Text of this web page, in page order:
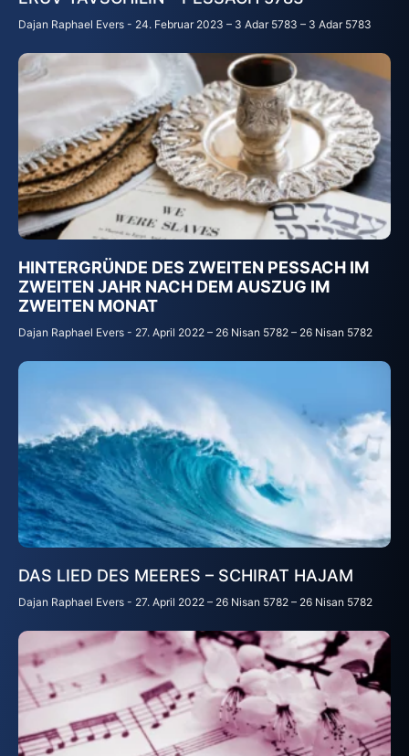
Dajan Raphael Evers 24. Februar 2023 – 3 Adar 5783 – 3 Adar 5783
HINTERGRÜNDE DES ZWEITEN PESSACH IM
ZWEITEN JAHR NACH DEM AUSZUG IM
ZWEITEN MONAT
Dajan Raphael Evers 27. April 2022 – 26 Nisan 5782 – 26 Nisan 5782
DAS LIED DES MEERES – SCHIRAT HAJAM
Dajan Raphael Evers 27. April 2022 – 26 Nisan 5782 – 26 Nisan 5782